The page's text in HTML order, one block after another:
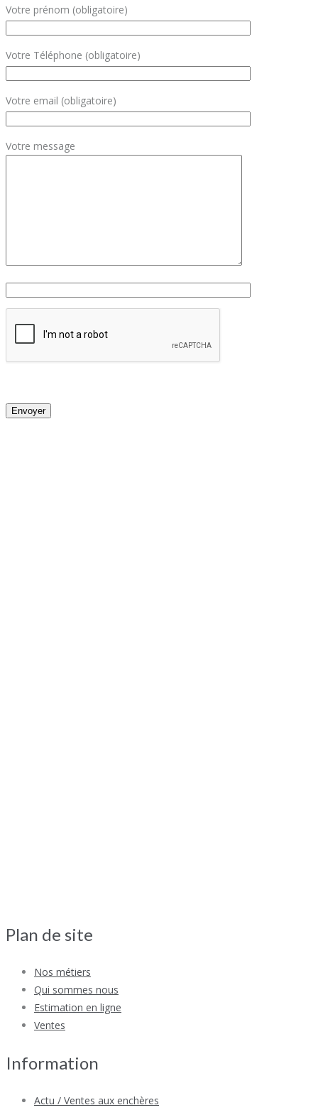
Votre prénom (obligatoire)
Votre Téléphone (obligatoire)
Votre email (obligatoire)
Votre message
Plan de site
Nos métiers
Qui sommes nous
Estimation en ligne
Ventes
Information
Actu / Ventes aux enchères